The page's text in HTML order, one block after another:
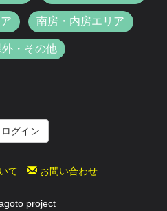
南房・内房エリア
・その他
ログイン
て お問い合わせ
project